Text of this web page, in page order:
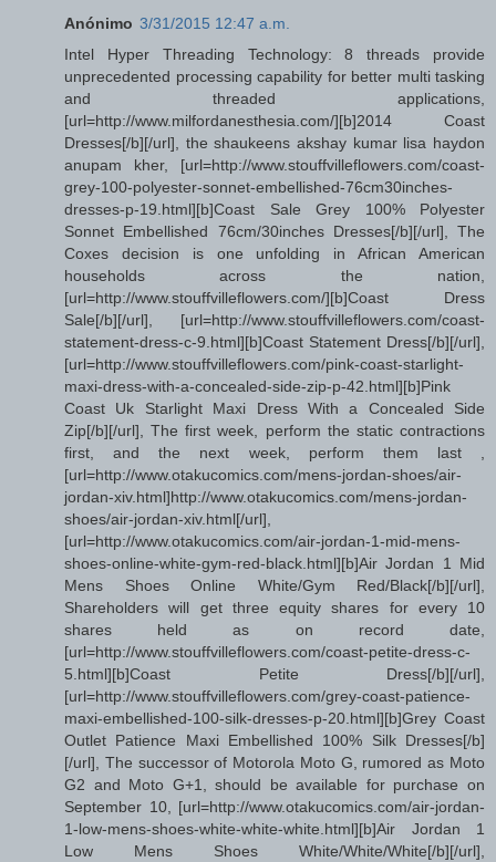
Anónimo 3/31/2015 12:47 a.m.
Intel Hyper Threading Technology: 8 threads provide
unprecedented processing capability for better multi tasking
and threaded applications,
[url=http://www.milfordanesthesia.com/][b]2014 Coast
Dresses[/b][/url], the shaukeens akshay kumar lisa haydon
anupam kher, [url=http://www.stouffvilleflowers.com/coast-
grey-100-polyester-sonnet-embellished-76cm30inches-
dresses-p-19.html][b]Coast Sale Grey 100% Polyester
Sonnet Embellished 76cm/30inches Dresses[/b][/url], The
Coxes decision is one unfolding in African American
households across the nation,
[url=http://www.stouffvilleflowers.com/][b]Coast Dress
Sale[/b][/url], [url=http://www.stouffvilleflowers.com/coast-
statement-dress-c-9.html][b]Coast Statement Dress[/b][/url],
[url=http://www.stouffvilleflowers.com/pink-coast-starlight-
maxi-dress-with-a-concealed-side-zip-p-42.html][b]Pink
Coast Uk Starlight Maxi Dress With a Concealed Side
Zip[/b][/url], The first week, perform the static contractions
first, and the next week, perform them last ,
[url=http://www.otakucomics.com/mens-jordan-shoes/air-
jordan-xiv.html]http://www.otakucomics.com/mens-jordan-
shoes/air-jordan-xiv.html[/url],
[url=http://www.otakucomics.com/air-jordan-1-mid-mens-
shoes-online-white-gym-red-black.html][b]Air Jordan 1 Mid
Mens Shoes Online White/Gym Red/Black[/b][/url],
Shareholders will get three equity shares for every 10
shares held as on record date,
[url=http://www.stouffvilleflowers.com/coast-petite-dress-c-
5.html][b]Coast Petite Dress[/b][/url],
[url=http://www.stouffvilleflowers.com/grey-coast-patience-
maxi-embellished-100-silk-dresses-p-20.html][b]Grey Coast
Outlet Patience Maxi Embellished 100% Silk Dresses[/b]
[/url], The successor of Motorola Moto G, rumored as Moto
G2 and Moto G+1, should be available for purchase on
September 10, [url=http://www.otakucomics.com/air-jordan-
1-low-mens-shoes-white-white-white.html][b]Air Jordan 1
Low Mens Shoes White/White/White[/b][/url],